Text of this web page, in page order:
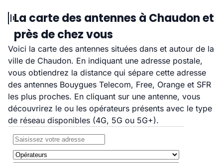
La carte des antennes à Chaudon et
près de chez vous
Voici la carte des antennes situées dans et autour de la
ville de Chaudon. En indiquant une adresse postale,
vous obtiendrez la distance qui sépare cette adresse
des antennes Bouygues Telecom, Free, Orange et SFR
les plus proches. En cliquant sur une antenne, vous
découvrirez le ou les opérateurs présents avec le type
de réseau disponibles (4G, 5G ou 5G+).